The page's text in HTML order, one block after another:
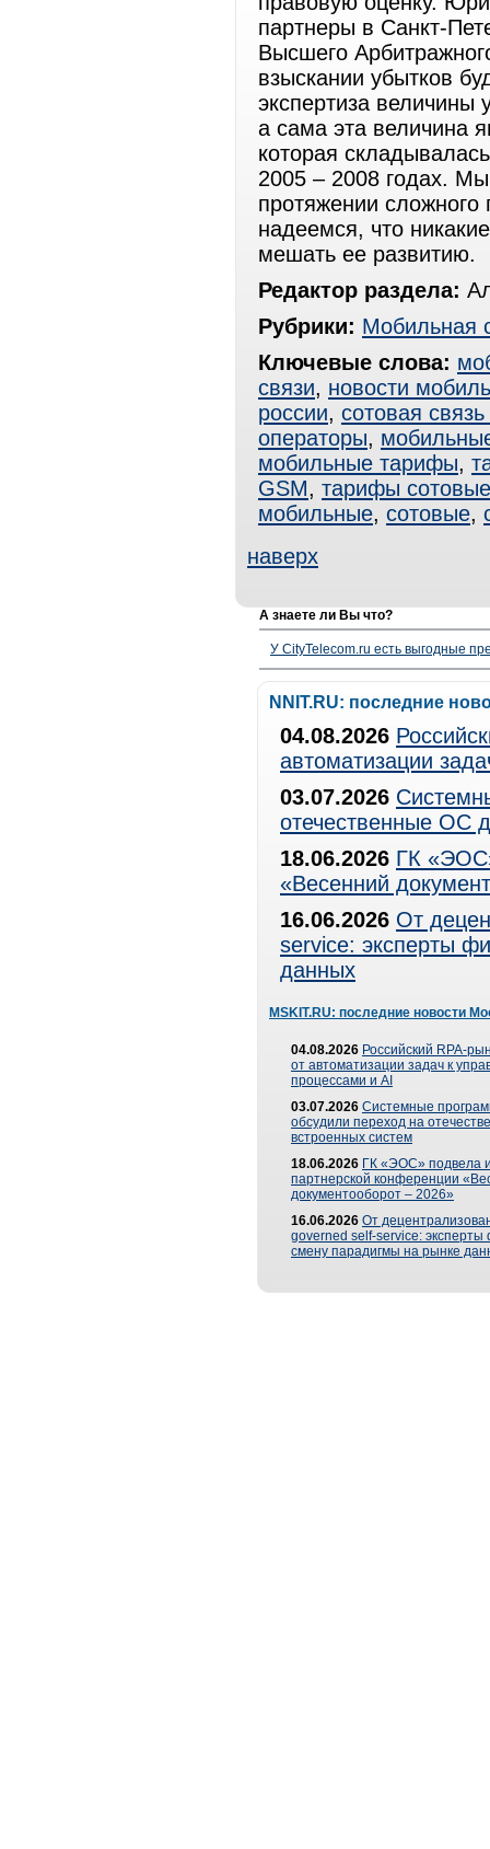
партнеры в Санкт-
Высшего
взыскании убытков
экспертиза величины
а сама эта величина
которая
2005 – 2008 годах.
протяжении
надеемся, что
мешать ее развитию.
Редактор раздела:
Рубрики: Мобильная
Ключевые слова:
связи, новости
россии, сотовая
операторы,
мобильные тарифы,
GSM, тарифы сотовые
мобильные, сотовые,
наверх
А знаете ли Вы что?
У CityTelecom.ru есть выгодные
NNIT.RU: последние
04.08.2026
автоматизации
03.07.2026
отечественные ОС
18.06.2026 ГК
«Весенний
16.06.2026 От
service: эксперты
данных
MSKIT.RU: последние новости
04.08.2026 Российский RPA-
от автоматизации задач к
процессами и AI
03.07.2026 Системные
обсудили переход на
встроенных систем
18.06.2026 ГК «ЭОС» подвела
партнерской конференции
документооборот – 2026»
16.06.2026 От
governed self-service: эксперты
смену парадигмы на рынке